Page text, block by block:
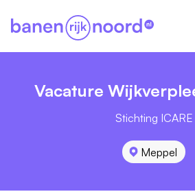
Vacature
Stichting ICARE
Meppel